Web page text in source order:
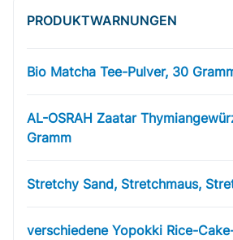
PRODUKT­WARNUNGEN
Bio Matcha Tee-Pulver, 30
AL-OSRAH Zaatar
Gramm
Stretchy Sand, Stretchmaus,
verschiedene Yopokki Rice-